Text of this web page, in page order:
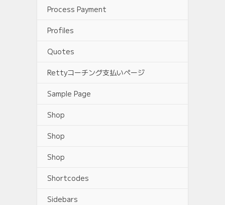
Process Payment
Profiles
Quotes
Rettyコーチング支払いページ
Sample Page
Shop
Shop
Shop
Shortcodes
Sidebars